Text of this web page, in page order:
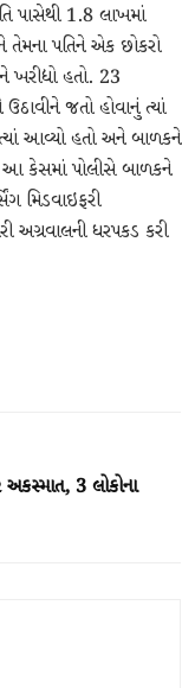
પાસેથી 1.8 લાખમાં
પતિને એક છોકરો
હતો. 23
જતો હોવાનું ત્યાં
આવ્યો હતો અને બાળકને
આ કેસમાં પોલીસે બાળકને
મિડવાઇફરી
અગ્રવાલની ધરપકડ કરી
3 લોકોના